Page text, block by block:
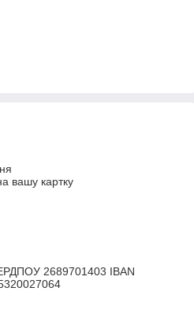
вашу картку
2689701403 IBAN